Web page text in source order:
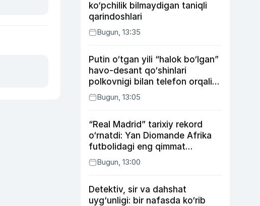
ko‘pchilik bilmaydigan taniqli
qarindoshlari
Bugun, 13:35
Putin o‘tgan yili “halok bo‘lgan”
havo-desant qo‘shinlari
polkovnigi bilan telefon orqali
suhbatlashdi
Bugun, 13:05
“Real Madrid” tarixiy rekord
o‘rnatdi: Yan Diomande Afrika
futbolidagi eng qimmat
transferga aylandi
Bugun, 13:00
Detektiv, sir va dahshat
uyg‘unligi: bir nafasda ko‘rib